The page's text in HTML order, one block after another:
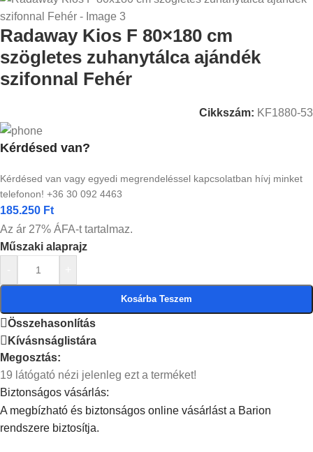
Radaway Kios F 80×180 cm
szögletes zuhanytálca ajándék
szifonnal Fehér
Cikkszám: KF1880-53
Kérdésed van?
Kérdésed van vagy egyedi megrendeléssel kapcsolatban hívj minket
telefonon! +36 30 092 4463
185.250 Ft
Az ár 27% ÁFA-t tartalmaz.
Műszaki alaprajz
Kosárba Teszem
Összehasonlítás
Kívásnságlistára
Megosztás:
19 látógató nézi jelenleg ezt a terméket!
Biztonságos vásárlás:
A megbízható és biztonságos online vásárlást a Barion
rendszere biztosítja.